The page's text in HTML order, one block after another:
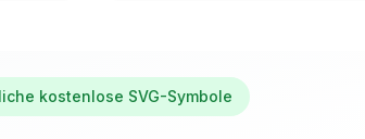
kostenlose SVG-Symbole